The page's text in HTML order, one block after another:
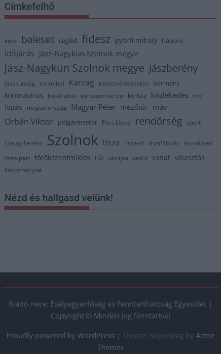
Címkefelhő
autó baleset cegléd fidesz györfi mihály háború
időjárás Jász-Nagykun-Szolnok megye
Jász-Nagykun Szolnok megye Jászberény
Jászkunság karambol Karcag katasztrófavédelem kormány
koronavírus kosárlabda kunszentmárton kórház közlekedés lmp
lopás magyarország Magyar Péter mezőtúr máv
Orbán Viktor polgármester Pócs János rendőrség sport
Szalay Ferenc Szolnok tisza tisza-tó tiszaföldvár tiszafüred
tisza part törökszentmiklós tűz ukrajna vasút vonat választás
önkormányzat
Nézd és hallgasd velünk!
Kiadó neve: Esélyegyenlőség és Fenntarthatóság Egyesület |
Copyright © Minden jog fenntartva!
Proudly powered by WordPress
Theme: SuperMag by Acme
Themes